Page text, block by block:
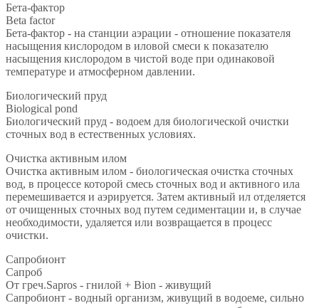
Бета-фактор
Beta factor
Бета-фактор - на станции аэрации - отношение показателя
насыщения кислородом в иловой смеси к показателю
насыщения кислородом в чистой воде при одинаковой
температуре и атмосферном давлении.
Биологический пруд
Biological pond
Биологический пруд - водоем для биологической очистки
сточных вод в естественных условиях.
Очистка активным илом
Очистка активным илом - биологическая очистка сточных
вод, в процессе которой смесь сточных вод и активного ила
перемешивается и аэрируется. Затем активный ил отделяется
от очищенных сточных вод путем седиментации и, в случае
необходимости, удаляется или возвращается в процесс
очистки.
Сапробионт
Сапроб
От греч.Sapros - гнилой + Bion - живущий
Сапробионт - водный организм, живущий в водоеме, сильно